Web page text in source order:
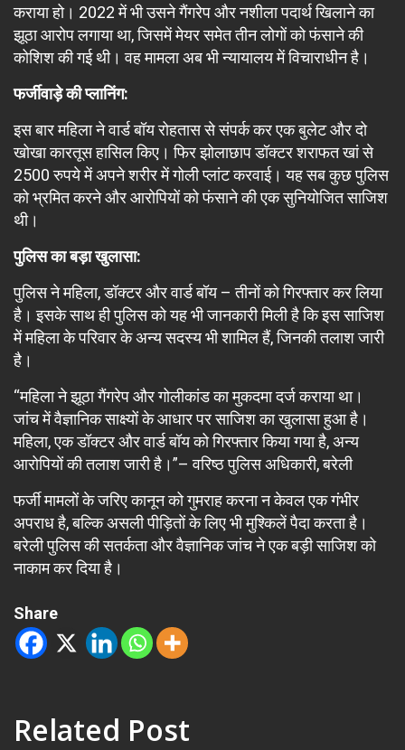
कराया हो। 2022 में भी उसने गैंगरेप और नशीला पदार्थ खिलाने का
झूठा आरोप लगाया था, जिसमें मेयर समेत तीन लोगों को फंसाने की
कोशिश की गई थी। वह मामला अब भी न्यायालय में विचाराधीन है।
फर्जीवाड़े की प्लानिंग:
इस बार महिला ने वार्ड बॉय रोहतास से संपर्क कर एक बुलेट और दो
खोखा कारतूस हासिल किए। फिर झोलाछाप डॉक्टर शराफत खां से
2500 रुपये में अपने शरीर में गोली प्लांट करवाई। यह सब कुछ पुलिस
को भ्रमित करने और आरोपियों को फंसाने की एक सुनियोजित साजिश
थी।
पुलिस का बड़ा खुलासा:
पुलिस ने महिला, डॉक्टर और वार्ड बॉय – तीनों को गिरफ्तार कर लिया
है। इसके साथ ही पुलिस को यह भी जानकारी मिली है कि इस साजिश
में महिला के परिवार के अन्य सदस्य भी शामिल हैं, जिनकी तलाश जारी
है।
“महिला ने झूठा गैंगरेप और गोलीकांड का मुकदमा दर्ज कराया था।
जांच में वैज्ञानिक साक्ष्यों के आधार पर साजिश का खुलासा हुआ है।
महिला, एक डॉक्टर और वार्ड बॉय को गिरफ्तार किया गया है, अन्य
आरोपियों की तलाश जारी है।”– वरिष्ठ पुलिस अधिकारी, बरेली
फर्जी मामलों के जरिए कानून को गुमराह करना न केवल एक गंभीर
अपराध है, बल्कि असली पीड़ितों के लिए भी मुश्किलें पैदा करता है।
बरेली पुलिस की सतर्कता और वैज्ञानिक जांच ने एक बड़ी साजिश को
नाकाम कर दिया है।
Share
Related Post